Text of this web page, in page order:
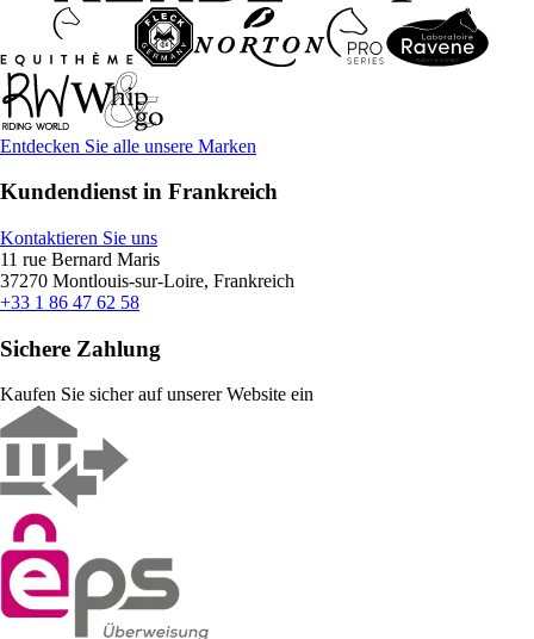
Entdecken Sie alle unsere Marken
Kundendienst in Frankreich
Kontaktieren Sie uns
11 rue Bernard Maris
37270 Montlouis-sur-Loire, Frankreich
+33 1 86 47 62 58
Sichere Zahlung
Kaufen Sie sicher auf unserer Website ein